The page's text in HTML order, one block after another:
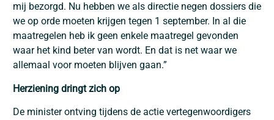
mij bezorgd. Nu hebben we als directie negen dossiers die
we op orde moeten krijgen tegen 1 september. In al die
maatregelen heb ik geen enkele maatregel gevonden
waar het kind beter van wordt. En dat is net waar we
allemaal voor moeten blijven gaan.”
Herziening dringt zich op
De minister ontving tijdens de actie vertegenwoordigers